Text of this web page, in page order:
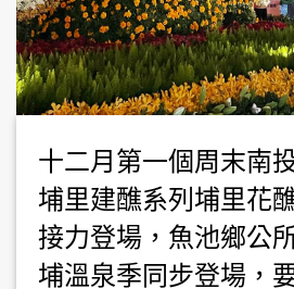
十二月第一個周末南
埔里建醮系列埔里花
接力登場，魚池鄉公
埔溫泉季同步登場，